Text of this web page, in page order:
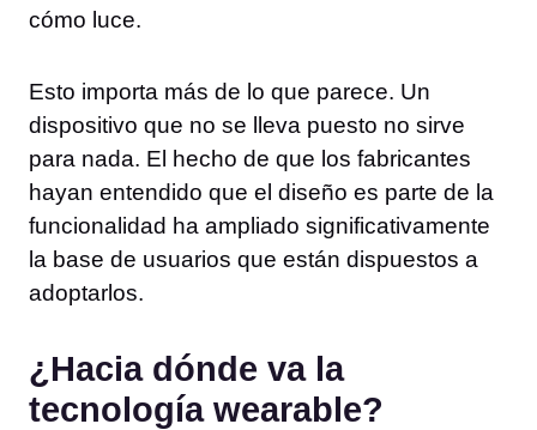
cómo luce.
Esto importa más de lo que parece. Un
dispositivo que no se lleva puesto no sirve
para nada. El hecho de que los fabricantes
hayan entendido que el diseño es parte de la
funcionalidad ha ampliado significativamente
la base de usuarios que están dispuestos a
adoptarlos.
¿Hacia dónde va la
tecnología wearable?